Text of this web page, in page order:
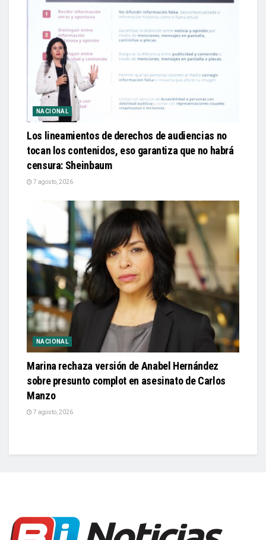
NACIONAL
Los lineamientos de derechos de audiencias no
tocan los contenidos, eso garantiza que no habrá
censura: Sheinbaum
7 agosto, 2026
NACIONAL
Marina rechaza versión de Anabel Hernández
sobre presunto complot en asesinato de Carlos
Manzo
7 agosto, 2026